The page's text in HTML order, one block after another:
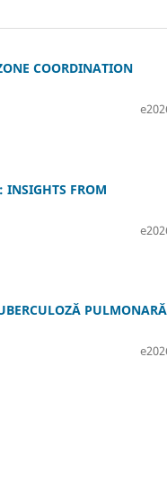
COORDINATION
INSIGHTS FROM